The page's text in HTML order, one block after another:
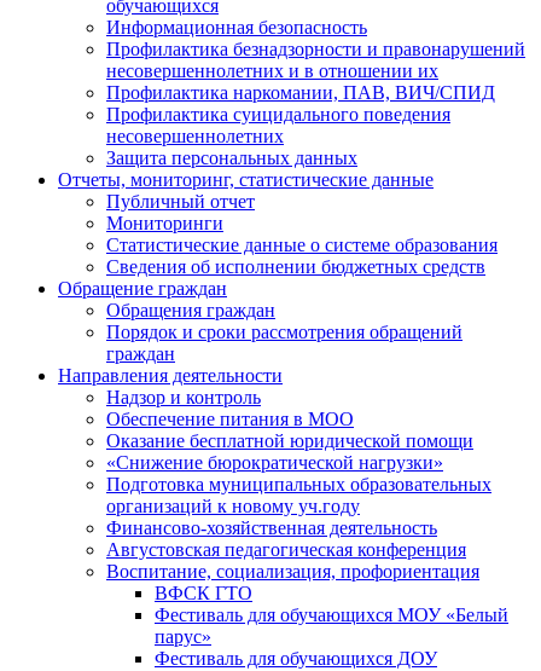
обучающихся
Информационная безопасность
Профилактика безнадзорности и правонарушений
несовершеннолетних и в отношении их
Профилактика наркомании, ПАВ, ВИЧ/СПИД
Профилактика суицидального поведения
несовершеннолетних
Защита персональных данных
Отчеты, мониторинг, статистические данные
Публичный отчет
Мониторинги
Статистические данные о системе образования
Сведения об исполнении бюджетных средств
Обращение граждан
Обращения граждан
Порядок и сроки рассмотрения обращений
граждан
Направления деятельности
Надзор и контроль
Обеспечение питания в МОО
Оказание бесплатной юридической помощи
«Снижение бюрократической нагрузки»
Подготовка муниципальных образовательных
организаций к новому уч.году
Финансово-хозяйственная деятельность
Августовская педагогическая конференция
Воспитание, социализация, профориентация
ВФСК ГТО
Фестиваль для обучающихся МОУ «Белый
парус»
Фестиваль для обучающихся ДОУ